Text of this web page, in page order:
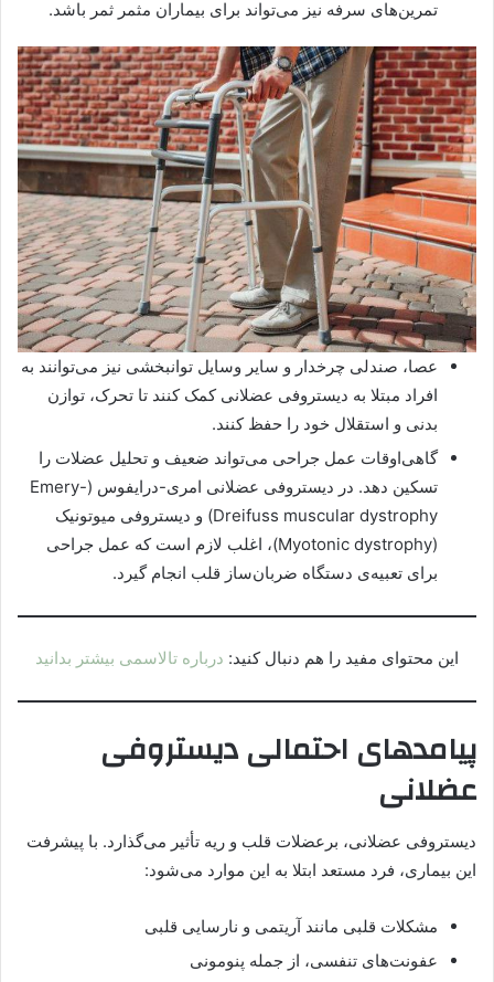
تمرین‌های سرفه نیز می‌تواند برای بیماران مثمر ثمر باشد.
عصا، صندلی چرخدار و سایر وسایل توانبخشی نیز می‌توانند به
افراد مبتلا به دیستروفی عضلانی کمک کنند تا تحرک، توازن
بدنی و استقلال خود را حفظ کنند.
گاهی‌اوقات عمل جراحی می‌تواند ضعیف و تحلیل عضلات را
تسکین دهد. در دیستروفی عضلانی امری-درایفوس (Emery-
Dreifuss muscular dystrophy) و دیستروفی میوتونیک
(Myotonic dystrophy)، اغلب لازم است که عمل جراحی
برای تعبیه‌ی دستگاه ضربان‌ساز قلب انجام گیرد.
این محتوای مفید را هم دنبال کنید: درباره تالاسمی بیشتر بدانید
پیامدهای احتمالی دیستروفی
عضلانی
دیستروفی عضلانی، برعضلات قلب و ریه تأثیر می‌گذارد. با پیشرفت
این بیماری، فرد مستعد ابتلا به این موارد می‌شود:
مشکلات قلبی مانند آریتمی و نارسایی قلبی
عفونت‌های تنفسی، از جمله پنومونی